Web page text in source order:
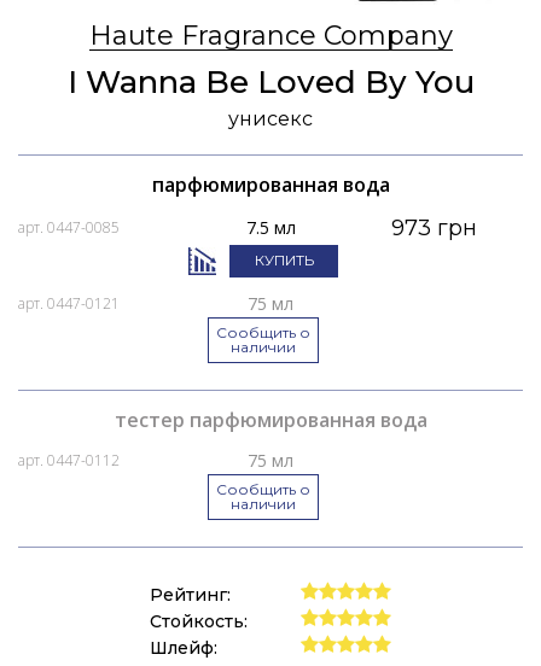
Haute Fragrance Company
I Wanna Be Loved By You
унисекс
парфюмированная вода
арт. 0447-0085 7.5 мл 973 грн
КУПИТЬ
арт. 0447-0121 75 мл
Сообщить о
наличии
тестер парфюмированная вода
арт. 0447-0112 75 мл
Сообщить о
наличии
Рейтинг:
Стойкость:
Шлейф: